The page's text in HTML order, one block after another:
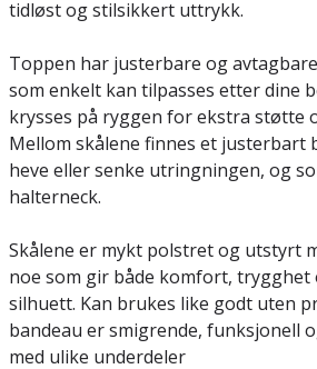
tidløst og stilsikkert uttrykk.
Toppen har justerbare og
som enkelt kan tilpasses etter dine
krysses på ryggen for ekstra støtte
Mellom skålene finnes et justerbart
heve eller senke utringningen, og
halterneck.
Skålene er mykt polstret og utstyrt
noe som gir både komfort,
silhuett. Kan brukes like godt uten
bandeau er smigrende, funksjonell
med ulike underdeler